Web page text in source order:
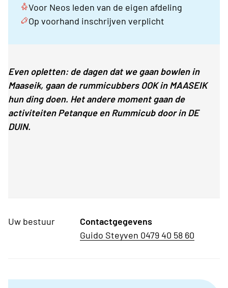
Voor Neos leden van de eigen afdeling
Op voorhand inschrijven verplicht
Even opletten: de dagen dat we gaan bowlen in
Maaseik, gaan de rummicubbers OOK in MAASEIK
hun ding doen. Het andere moment gaan de
activiteiten Petanque en Rummicub door in DE
DUIN.
Uw bestuur
Contactgegevens
Guido Steyven 0479 40 58 60